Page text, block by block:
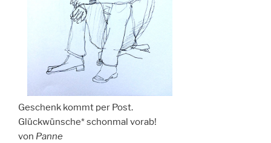
Geschenk kommt per Post.
Glückwünsche* schonmal vorab!
von Panne